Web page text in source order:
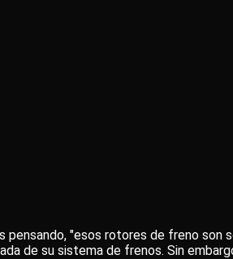
pensando, "esos rotores de freno
de su sistema de frenos. Sin